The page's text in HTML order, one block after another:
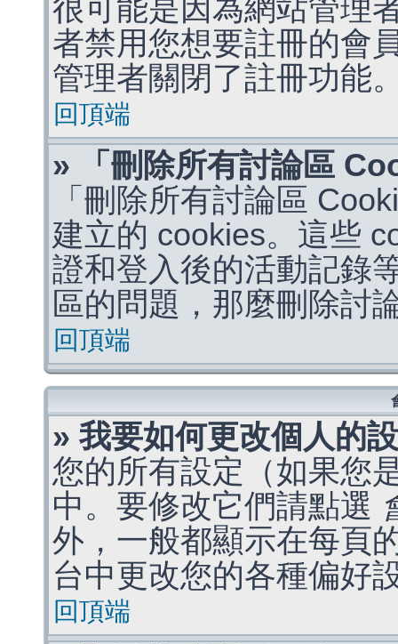
很可能是因為網站管理
者禁用您想要註冊的會
管理者關閉了註冊功能
回頂端
» 「刪除所有討論區
「刪除所有討論區
建立的 cookies。這些
證和登入後的活動記錄
區的問題，那麼刪除討
回頂端
» 我要如何更改個人的
您的所有設定（如果您
中。要修改它們請點選
外，一般都顯示在每頁
台中更改您的各種偏好
回頂端